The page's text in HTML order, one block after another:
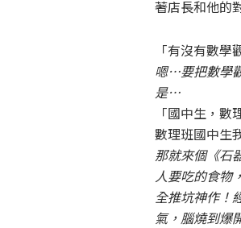
著店長和他的
「有沒有數學
嗯…要把數學
是…
「國中生，
數理班國中生
那就來個《石
人要吃的食物
全推坑神作！
氣，腦燒到爆